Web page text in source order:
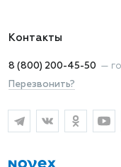
Контакты
8 (800) 200-45-50 —
Перезвонить?